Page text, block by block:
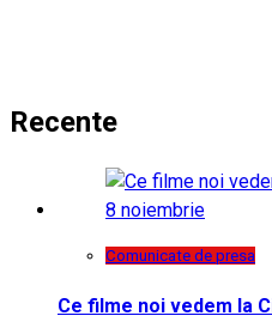
Recente
Comunicate de presa
Ce filme noi vedem la